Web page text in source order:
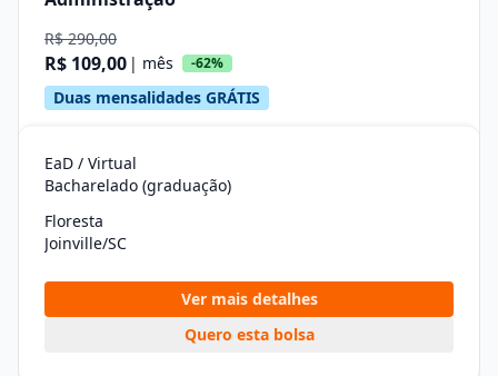
R$ 290,00
R$ 109,00 | mês -62%
Duas mensalidades GRÁTIS
EaD / Virtual
Bacharelado (graduação)
Floresta
Joinville/SC
Ver mais detalhes
Quero esta bolsa